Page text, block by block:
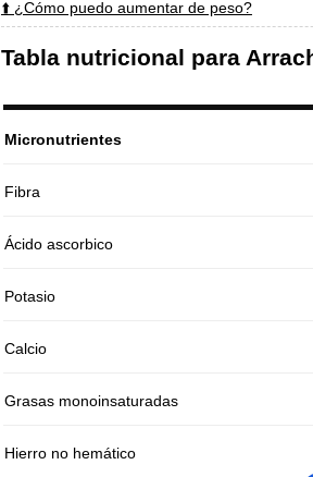
⬆️ ¿Cómo puedo aumentar de peso?
Tabla nutricional para
Micronutrientes
Fibra
Ácido ascorbico
Potasio
Calcio
Grasas monoinsaturadas
Hierro no hemático